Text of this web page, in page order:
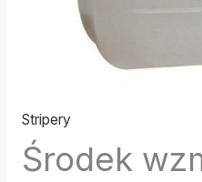
Stripery
Środek